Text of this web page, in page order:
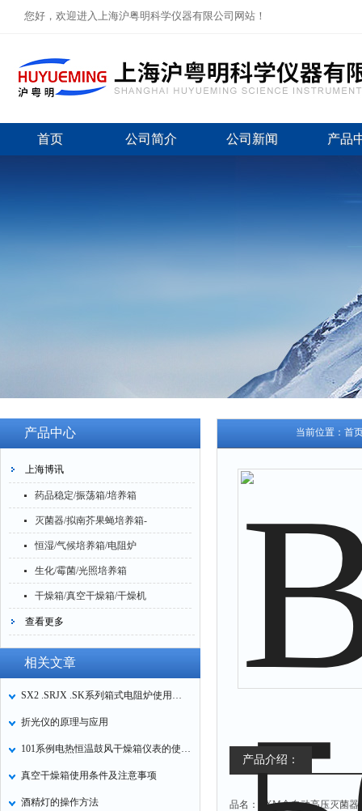
您好，欢迎进入上海沪粤明科学仪器有限公司网站！
首页 公司简介 公司新闻 产品
产品中心
上海博讯
药品稳定/振荡箱/培养箱
灭菌器/拟南芥果蝇培养箱-
恒湿/气候培养箱/电阻炉
生化/霉菌/光照培养箱
干燥箱/真空干燥箱/干燥机
查看更多
相关文章
SX2 .SRJX .SK系列箱式电阻炉使用操作说明
折光仪的原理与应用
101系例电热恒温鼓风干燥箱仪表的使用方法
真空干燥箱使用条件及注意事项
酒精灯的操作方法
当前位置： 首
产品介绍：
品名：BXM全自动高压灭菌器